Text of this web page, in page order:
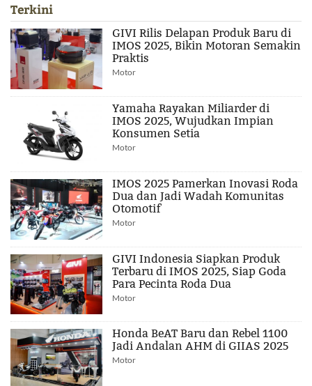
Terkini
GIVI Rilis Delapan Produk Baru di
IMOS 2025, Bikin Motoran Semakin
Praktis
Motor
Yamaha Rayakan Miliarder di
IMOS 2025, Wujudkan Impian
Konsumen Setia
Motor
IMOS 2025 Pamerkan Inovasi Roda
Dua dan Jadi Wadah Komunitas
Otomotif
Motor
GIVI Indonesia Siapkan Produk
Terbaru di IMOS 2025, Siap Goda
Para Pecinta Roda Dua
Motor
Honda BeAT Baru dan Rebel 1100
Jadi Andalan AHM di GIIAS 2025
Motor